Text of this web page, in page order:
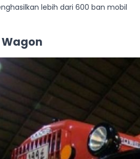
lebih dari 600 ban mobil
Wagon